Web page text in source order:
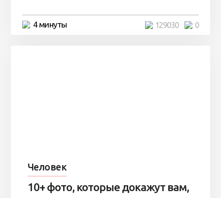
4 минуты 0
129030
Человек
10+ фото, которые докажут вам,